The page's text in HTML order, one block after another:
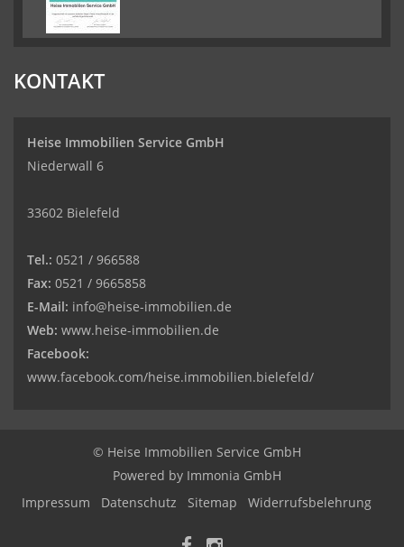
KONTAKT
Heise Immobilien Service GmbH
Niederwall 6
33602 Bielefeld
Tel.: 0521 / 966588
Fax: 0521 / 9665858
E-Mail: info@heise-immobilien.de
Web: www.heise-immobilien.de
Facebook:
www.facebook.com/heise.immobilien.bielefeld/
© Heise Immobilien Service GmbH
Powered by Immonia GmbH
Impressum
Datenschutz Sitemap Widerrufsbelehrung